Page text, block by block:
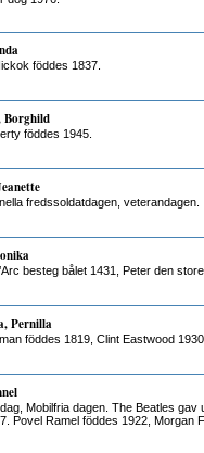
föddes 1837.
Borghild
föddes 1945.
fredssoldatdagen, veterandagen.
besteg bålet 1431, Peter den
Pernilla
föddes 1819, Clint Eastwood
Mobilfria dagen. The Beatles
Povel Ramel föddes 1922, Morgan